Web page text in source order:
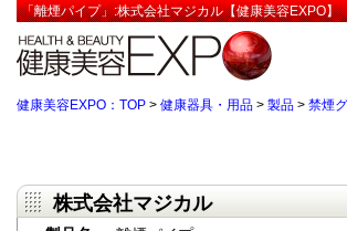
「離煙パイプ」:株式会社マジカル【健康美容EXPO】
健康美容EXPO：TOP > 健康器具・用品 > 製品 > 禁煙
株式会社マジカル